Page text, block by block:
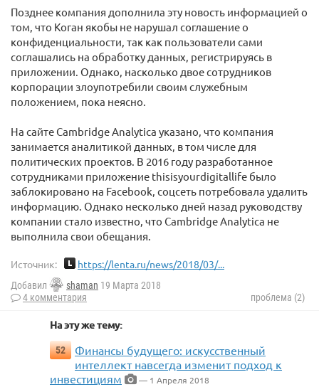
Позднее компания дополнила эту новость информацией о
том, что Коган якобы не нарушал соглашение о
конфиденциальности, так как пользователи сами
соглашались на обработку данных, регистрируясь в
приложении. Однако, насколько двое сотрудников
корпорации злоупотребили своим служебным
положением, пока неясно.
На сайте Cambridge Analytica указано, что компания
занимается аналитикой данных, в том числе для
политических проектов. В 2016 году разработанное
сотрудниками приложение thisisyourdigitallife было
заблокировано на Facebook, соцсеть потребовала удалить
информацию. Однако несколько дней назад руководству
компании стало известно, что Cambridge Analytica не
выполнила свои обещания.
Источник: https://lenta.ru/news/2018/03/...
Добавил shaman 19 Марта 2018
4 комментария
проблема (2)
На эту же тему:
52
Финансы будущего: искусственный
интеллект навсегда изменит подход к
инвестициям
— 1 Апреля 2018